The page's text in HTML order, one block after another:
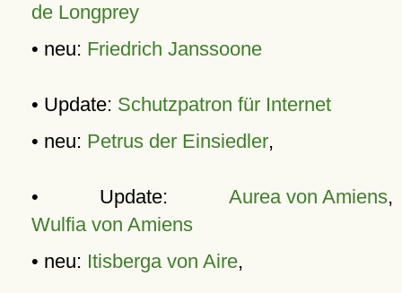
de Longprey
• neu: Friedrich Janssoone
• Update: Schutzpatron für Internet
• neu: Petrus der Einsiedler,
• Update: Aurea von Amiens,
Wulfia von Amiens
• neu: Itisberga von Aire,